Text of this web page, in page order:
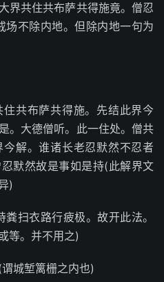
界共住共布萨共得施竟。僧忍
场不除内地。但除内地一句为
共布萨共得施。先结此界今
。大德僧听。此一住处。僧共
解。谁诸长老忍默然不忍者
默然故是事如是持(此解界文
)
扫衣路行疲极。故开此法。
等。并不用之)
城堑篱栅之内也)